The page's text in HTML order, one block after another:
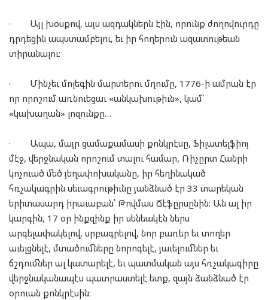
· Այլ խօսքով, այս ազդակներն էին, որունք ժողովուրդը
դրդեցին ապստամբելու, եւ իր հողերուն ազատութեան
տիրանալու:
· Մինչեւ մոլեգին մարտերու մղումը, 1776-ի ամրան էր
որ որոշում առնուեցաւ «անկախութիւն», կամ՝
«կախաղան» լոզունքը…
· Ապա, մայր ցամաքամասի քոնկրէսը, Ֆիլատելֆիոյ
մէջ, վերջնական որոշում տալու համար, Ռիչըրտ Հանրի
կոչուած մեծ յեղափոխականը, իր հեղինակած
հռչակագրին սեւագրութիւնը յանձնած էր 33 տարեկան
երիտասարդ իրաւաբան՝ Թովմաս Ճէֆըրսընին: Ան ալ իր
կարգին, 17 օր ինքզինք իր սենեակէն ներս
արգելափակելով, սրբագրելով, նոր բառեր եւ տողեր
աւելցնելէ, մտածումները նորոգելէ, յաւելումներ եւ
ճշդումներ ալ կատարելէ, եւ պատմական այս հռչակագիրը
վերջնականապէս պատրաստելէ ետք, զայն ձանձնած էր
օրուան քոնկրէսին: